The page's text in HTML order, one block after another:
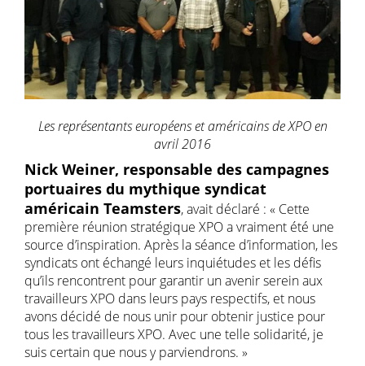
Les représentants européens et américains de XPO en
avril 2016
Nick Weiner, responsable des campagnes
portuaires du mythique syndicat
américain Teamsters, avait déclaré : « Cette
première réunion stratégique XPO a vraiment été une
source d’inspiration. Après la séance d’information, les
syndicats ont échangé leurs inquiétudes et les défis
qu’ils rencontrent pour garantir un avenir serein aux
travailleurs XPO dans leurs pays respectifs, et nous
avons décidé de nous unir pour obtenir justice pour
tous les travailleurs XPO. Avec une telle solidarité, je
suis certain que nous y parviendrons. »